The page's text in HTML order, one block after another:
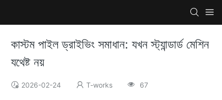
কাস্টম পাইল ড্রাইভিং সমাধান: যখন স্ট্যান্ডার্ড মেশিন
যথেষ্ট নয়
2026-02-24 T-works 67